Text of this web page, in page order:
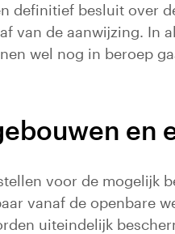
definitief besluit over
van de aanwijzing. In
wel nog in beroep
en
voor de mogelijk
vanaf de openbare
uiteindelijk